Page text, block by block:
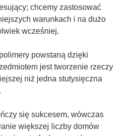
chcemy zastosować
warunkach i na dużo
wcześniej.
powstaną dzięki
jest tworzenie rzeczy
niż jedna stutysięczna
się sukcesem, wówczas
większej liczby domów